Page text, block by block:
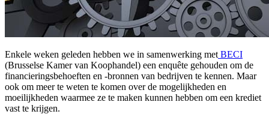
Enkele weken geleden hebben we in samenwerking met BECI
(Brusselse Kamer van Koophandel) een enquête gehouden om de
financieringsbehoeften en -bronnen van bedrijven te kennen. Maar
ook om meer te weten te komen over de mogelijkheden en
moeilijkheden waarmee ze te maken kunnen hebben om een krediet
vast te krijgen.